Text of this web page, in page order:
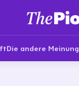
Die andere Meinung